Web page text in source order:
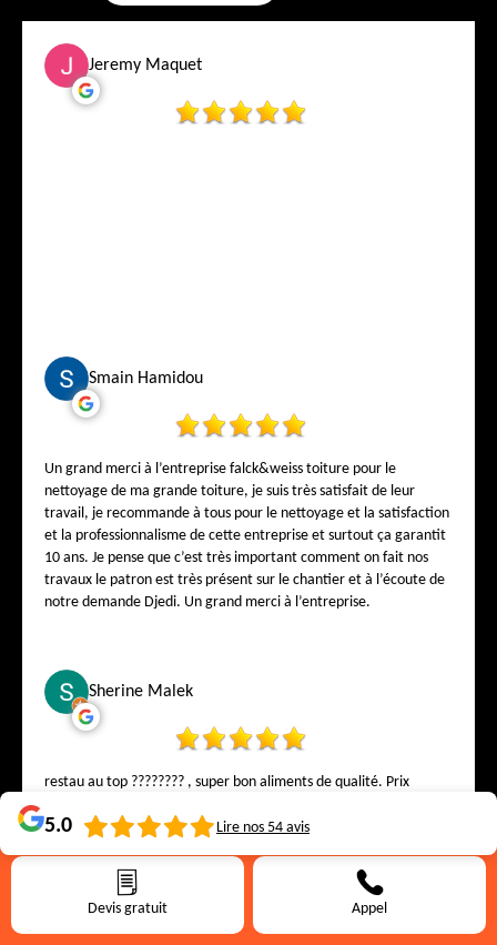
Devis gratuit Appel
Jeremy Maquet
Smain Hamidou
Un grand merci à l’entreprise falck&weiss toiture pour le
nettoyage de ma grande toiture, je suis très satisfait de leur
travail, je recommande à tous pour le nettoyage et la satisfaction
et la professionnalisme de cette entreprise et surtout ça garantit
10 ans. Je pense que c’est très important comment on fait nos
travaux le patron est très présent sur le chantier et à l’écoute de
notre demande Djedi. Un grand merci à l’entreprise.
Sherine Malek
restau au top ???????? , super bon aliments de qualité. Prix
5.0 Lire nos 54 avis